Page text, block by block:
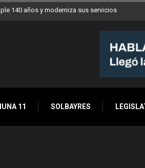
140 años y moderniza sus servicios
11 SOLBAYRES